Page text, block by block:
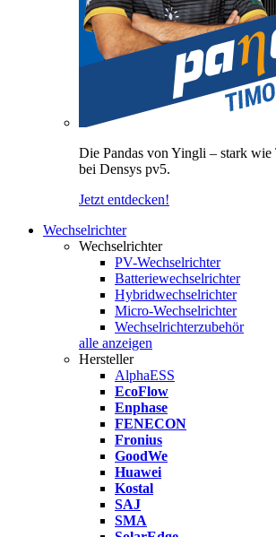
Die Pandas von Yingli – stark
bei Densys pv5.
Jetzt entdecken!
Wechselrichter
Wechselrichter
PV-Wechselrichter
Batteriewechselrichter
Hybridwechselrichter
Micro-Wechselrichter
Wechselrichterzubehör
alle anzeigen
Hersteller
AlphaESS
EcoFlow
Enphase
FENECON
Fronius
GoodWe
Huawei
Kostal
SAJ
SMA